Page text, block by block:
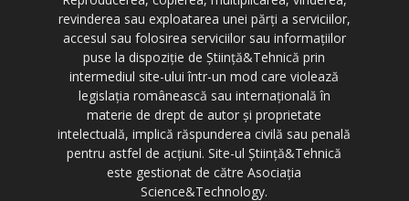
revinderea sau exploatarea unei părți a serviciilor,
accesul sau folosirea serviciilor sau informațiilor
puse la dispoziție de Știință&Tehnică prin
intermediul site-ului într-un mod care violează
legislația românească sau internațională în
materie de drept de autor și proprietate
intelectuală, implică răspunderea civilă sau penală
pentru astfel de acțiuni. Site-ul Știință&Tehnică
este gestionat de către Asociația
Science&Technology.